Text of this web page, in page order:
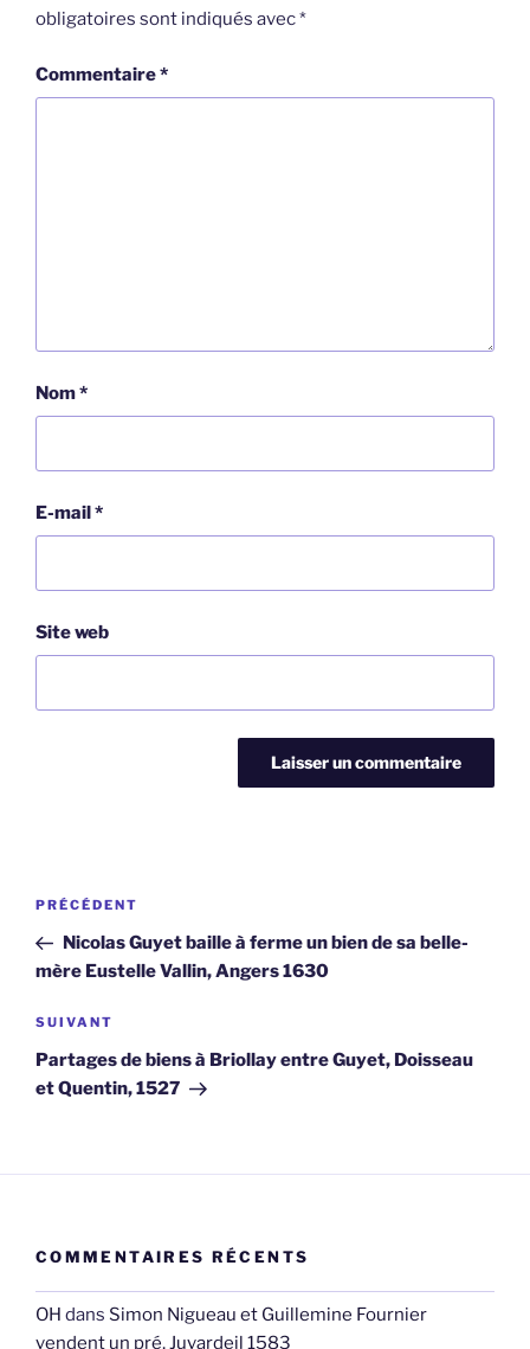
obligatoires sont indiqués avec*
Commentaire*
Nom*
E-mail*
Site web
Navigation
l’article
Article
précédent
PRÉCÉDENT
Nicolas Guyet baille à ferme un bien de sa belle-
mère Eustelle Vallin, Angers 1630
Article
suivant
SUIVANT
Partages de biens à Briollay entre Guyet, Doisseau
et Quentin, 1527
COMMENTAIRES RÉCENTS
OH dans Simon Nigueau et Guillemine Fournier
vendent un pré, Juvardeil 1583